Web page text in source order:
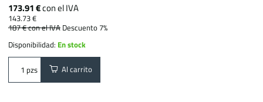
173.91 €con el IVA
143.73 €
187 €con el IVA Descuento 7%
Disponibilidad: En stock
pzs Al carrito